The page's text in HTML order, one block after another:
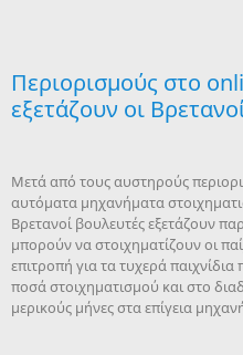
Περιορισμούς στο
εξετάζουν οι
Μετά από τους αυστηρούς
αυτόματα μηχανήματα
Βρετανοί βουλευτές εξετάζουν
μπορούν να στοιχηματίζουν οι
επιτροπή για τα τυχερά
ποσά στοιχηματισμού και στο
μερικούς μήνες στα επίγεια